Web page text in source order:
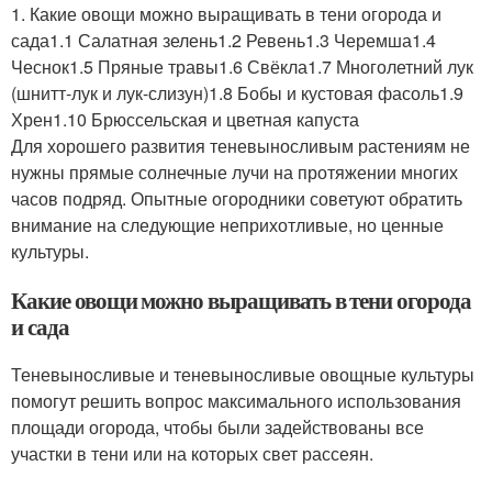
1. Какие овощи можно выращивать в тени огорода и
сада1.1 Салатная зелень1.2 Ревень1.3 Черемша1.4
Чеснок1.5 Пряные травы1.6 Свёкла1.7 Многолетний лук
(шнитт-лук и лук-слизун)1.8 Бобы и кустовая фасоль1.9
Хрен1.10 Брюссельская и цветная капуста
Для хорошего развития теневыносливым растениям не
нужны прямые солнечные лучи на протяжении многих
часов подряд. Опытные огородники советуют обратить
внимание на следующие неприхотливые, но ценные
культуры.
Какие овощи можно выращивать в тени огорода
и сада
Теневыносливые и теневыносливые овощные культуры
помогут решить вопрос максимального использования
площади огорода, чтобы были задействованы все
участки в тени или на которых свет рассеян.